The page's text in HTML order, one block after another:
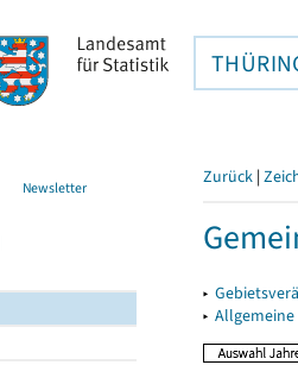
Newsletter Zurück |
▸
▸